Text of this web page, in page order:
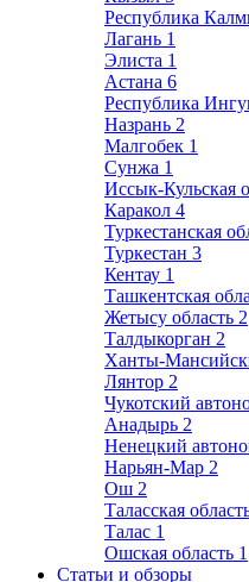
Республика
Лагань 1
Элиста 1
Астана 6
Республика
Назрань 2
Малгобек 1
Сунжа 1
Иссык-Кульская
Каракол 4
Туркестанская
Туркестан 3
Кентау 1
Ташкентская
Жетысу область 2
Талдыкорган 2
Ханты-
Лянтор 2
Чукотский
Анадырь 2
Ненецкий
Нарьян-Мар 2
Ош 2
Таласская
Талас 1
Ошская область 1
Статьи и обзоры